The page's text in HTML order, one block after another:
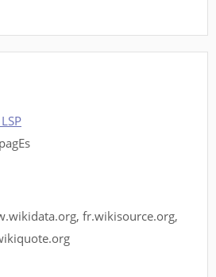
, fr.wikisource.org,